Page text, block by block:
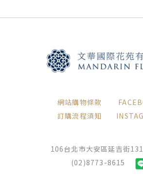
網站購物條款
訂購流程須知
106台北市大安區延吉街
(02)8773-8615